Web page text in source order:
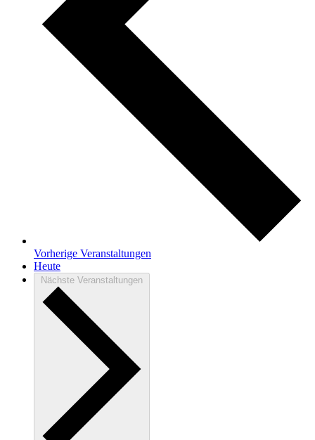
Vorherige Veranstaltungen
Heute
Nächste Veranstaltungen